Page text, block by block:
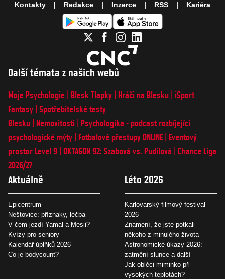
Další témata z našich webů
Moje Psychologie Blesk Tlapky Hráči na Blesku
iSport
Fantasy Spotřebitelské testy
Blesku
Nemovitosti
Psychologika - podcast rozbíjející
psychologické mýty
Fotbalové přestupy ONLINE
Eventový
prostor Level 9 OKTAGON 92: Szabová vs. Pudilová
Chance Liga
2026/27
Aktuálně
Epicentrum
Neštovice: příznaky, léčba
V čem jezdí Yamal a Mesii?
Kvízy pro seniory
Kalendář úplňků 2026
Co je bodycount?
Léto 2026
Karlovarský filmový festival
2026
Znamení, že jste potkali
někoho z minulého života
Astronomické úkazy 2026:
zatmění slunce a další
Jak obléci miminko při
vysokých teplotách?
Kontakty Redakce Inzerce RSS Kariéra